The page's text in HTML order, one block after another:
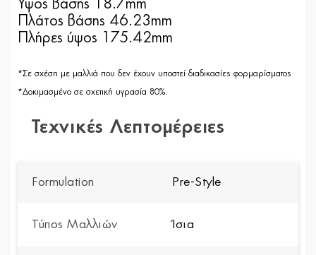
Ύψος βάσης 18.7mm
Πλάτος βάσης 46.23mm
Πλήρες ύψος 175.42mm
*Σε σχέση με μαλλιά που δεν έχουν υποστεί διαδικασίες φορμαρίσματος
*Δοκιμασμένο σε σχετική υγρασία 80%.
Τεχνικές Λεπτομέρειες
Formulation Pre-Style
Τύπος Μαλλιών Ίσια